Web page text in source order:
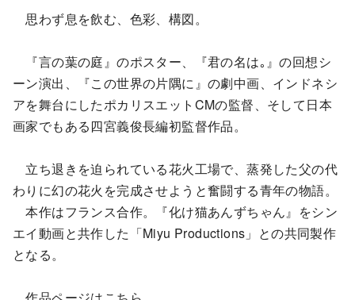
思わず息を飲む、色彩、構図。
『言の葉の庭』のポスター、『君の名は｡』の回想シ
ーン演出、『この世界の片隅に』の劇中画、インドネシ
アを舞台にしたポカリスエットCMの監督、そして日本
画家でもある四宮義俊長編初監督作品。
立ち退きを迫られている花火工場で、蒸発した父の代
わりに幻の花火を完成させようと奮闘する青年の物語。
本作はフランス合作。『化け猫あんずちゃん』をシン
エイ動画と共作した「Miyu Productions」との共同製作
となる。